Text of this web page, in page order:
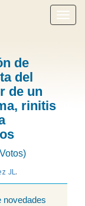
menú
de
del
de un
rinitis
JL.
novedades